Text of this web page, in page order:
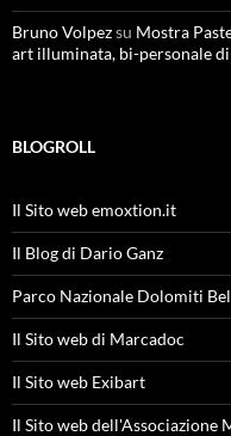
Bruno Volpezsu Mostra
art illuminata, bi-personale di
BLOGROLL
Il Sito web emoxtion.it
Il Blog di Dario Ganz
Parco Nazionale Dolomiti
Il Sito web di Marcadoc
Il Sito web Exibart
Il Sito web dell'Associazione